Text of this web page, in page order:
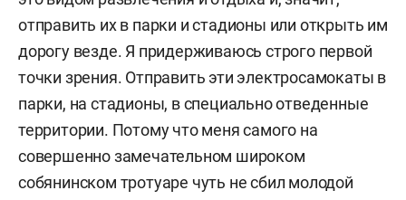
отправить их в парки и стадионы или открыть им
дорогу везде. Я придерживаюсь строго первой
точки зрения. Отправить эти электросамокаты в
парки, на стадионы, в специально отведенные
территории. Потому что меня самого на
совершенно замечательном широком
собянинском тротуаре чуть не сбил молодой